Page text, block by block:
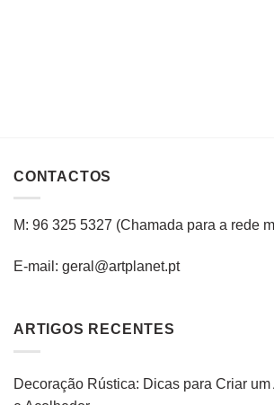
CONTACTOS
M: 96 325 5327 (Chamada para a rede
E-mail: geral@artplanet.pt
ARTIGOS RECENTES
Decoração Rústica: Dicas para Criar